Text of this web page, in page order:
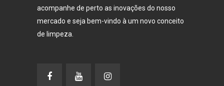
acompanhe de perto as inovações do nosso
mercado e seja bem-vindo à um novo conceito
de limpeza.